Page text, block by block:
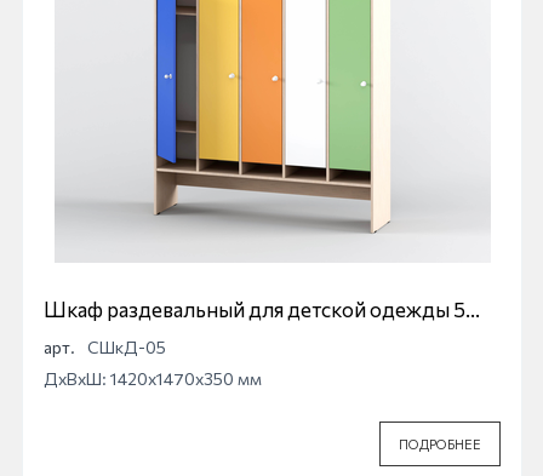
Шкаф раздевальный для детской одежды 5
секционный
арт.
СШкД-05
ДхВхШ: 1420x1470x350 мм
ПОДРОБНЕЕ